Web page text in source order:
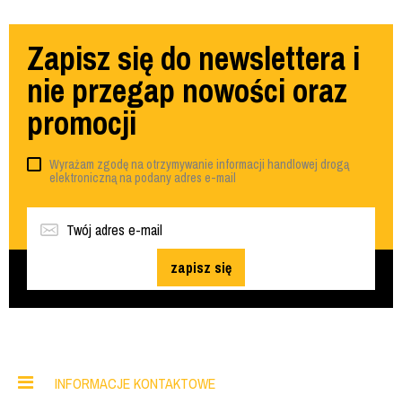
Zapisz się do newslettera i
nie przegap nowości oraz
promocji
Wyrażam zgodę na otrzymywanie informacji handlowej drogą
elektroniczną na podany adres e-mail
zapisz się
INFORMACJE KONTAKTOWE